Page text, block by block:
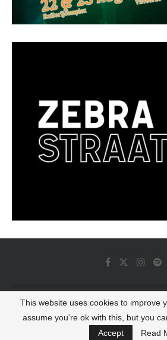
© 2022 - Luminous Dash All
BACK TO TOP
This website uses cookies to improve
assume you're ok with this, but you
Accept
Read